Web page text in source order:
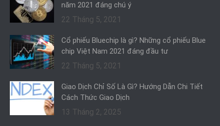
năm 2021 đáng chú ý
22 Tháng 5, 2021
Cổ phiếu Bluechip là gì? Những cổ phiếu Blue
chip Việt Nam 2021 đáng đầu tư
22 Tháng 5, 2021
Giao Dịch Chỉ Số Là Gì? Hướng Dẫn Chi Tiết
Cách Thức Giao Dịch
13 Tháng 2, 2025